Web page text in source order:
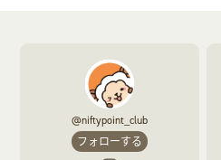
@niftypoint_club
フォローする